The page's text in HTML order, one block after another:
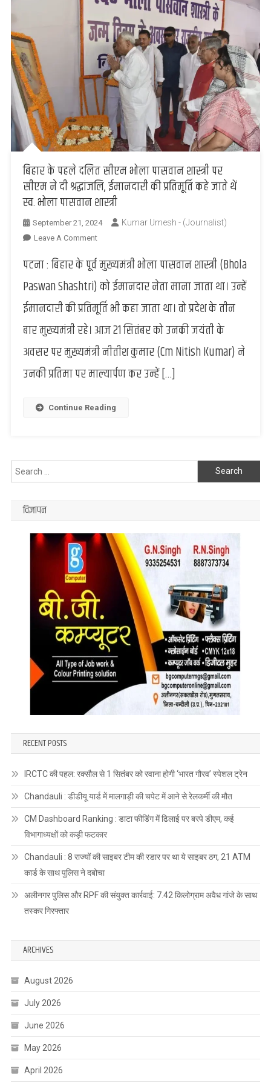
बिहार के पहले दलित सीएम भोला पासवान शास्त्री पर
सीएम ने दी श्रद्धांजलि, ईमानदारी की प्रतिमूर्ति कहे जाते थें
स्व. भोला पासवान शास्त्री
September 21, 2024 Kumar Umesh - (Journalist)
Leave A CommentOn
के
पहले
दलित
सीएम
पासवान
शास्त्री
सीएम
दी
प्रतिमूर्ति
थें
पासवान
शास्त्री
पटना : बिहार के पूर्व मुख्यमंत्री भोला पासवान शास्त्री (Bhola
Paswan Shashtri) को ईमानदार नेता माना जाता था। उन्हें
ईमानदारी की प्रतिमूर्ति भी कहा जाता था। वो प्रदेश के तीन
बार मुख्यमंत्री रहे। आज 21 सितंबर को उनकी जयंती के
अवसर पर मुख्यमंत्री नीतीश कुमार (Cm Nitish Kumar) ने
उनकी प्रतिमा पर माल्यार्पण कर उन्हें […]
Continue Reading
Search
for:
विज्ञापन
RECENT POSTS
IRCTC की पहल: रक्सौल से 1 सितंबर को रवाना होगी ‘भारत गौरव’ स्पेशल ट्रेन
Chandauli : डीडीयू यार्ड में मालगाड़ी की चपेट में आने से रेलकर्मी की मौत
CM Dashboard Ranking : डाटा फीडिंग में ढिलाई पर बरपे डीएम, कई
विभागाध्यक्षों को कड़ी फटकार
Chandauli : 8 राज्यों की साइबर टीम की रडार पर था ये साइबर ठग, 21 ATM
कार्ड के साथ पुलिस ने दबोचा
अलीनगर पुलिस और RPF की संयुक्त कार्रवाई: 7.42 किलोग्राम अवैध गांजे के साथ
तस्कर गिरफ्तार
ARCHIVES
August 2026
July 2026
June 2026
May 2026
April 2026